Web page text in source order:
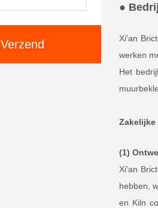
Verzend
●
Xi'an
werken
Het
(1)
Xi'an
hebben,
en Kiln